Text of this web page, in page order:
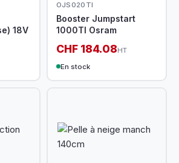
18V
OJS020TI
Booster Jumpstart
1000TI Osram
CHF 184.08HT
En stock